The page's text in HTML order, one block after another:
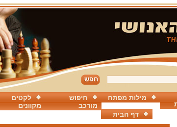
לקטים
מקוונים
חיפוש
מורכב
מילות מפתח
דף הבית